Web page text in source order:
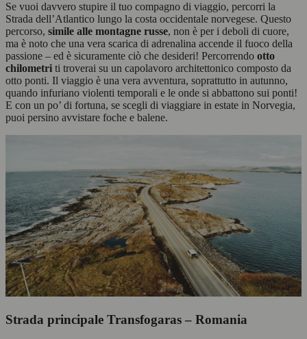
Se vuoi davvero stupire il tuo compagno di viaggio, percorri la
Strada dell’Atlantico lungo la costa occidentale norvegese. Questo
percorso, simile alle montagne russe, non è per i deboli di cuore,
ma è noto che una vera scarica di adrenalina accende il fuoco della
passione – ed è sicuramente ciò che desideri! Percorrendo otto
chilometri ti troverai su un capolavoro architettonico composto da
otto ponti. Il viaggio è una vera avventura, soprattutto in autunno,
quando infuriano violenti temporali e le onde si abbattono sui ponti!
E con un po’ di fortuna, se scegli di viaggiare in estate in Norvegia,
puoi persino avvistare foche e balene.
Strada principale Transfogaras – Romania